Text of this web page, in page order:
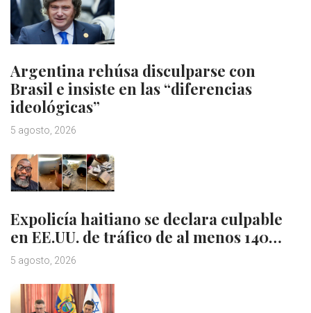
Argentina rehúsa disculparse con
Brasil e insiste en las “diferencias
ideológicas”
5 agosto, 2026
Expolicía haitiano se declara culpable
en EE.UU. de tráfico de al menos 140…
5 agosto, 2026